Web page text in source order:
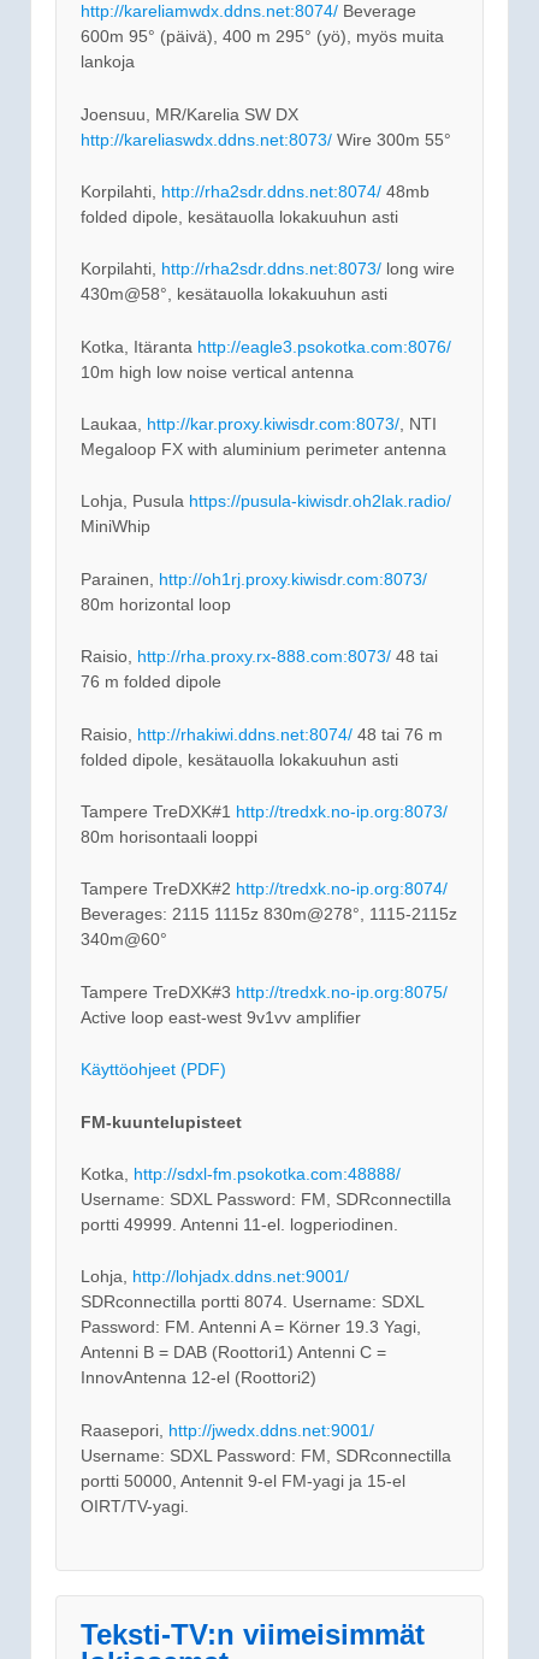
http://kareliamwdx.ddns.net:8074/ Beverage
600m 95° (päivä), 400 m 295° (yö), myös muita
lankoja
Joensuu, MR/Karelia SW DX
http://kareliaswdx.ddns.net:8073/ Wire 300m 55°
Korpilahti, http://rha2sdr.ddns.net:8074/ 48mb
folded dipole, kesätauolla lokakuuhun asti
Korpilahti, http://rha2sdr.ddns.net:8073/ long wire
430m@58°, kesätauolla lokakuuhun asti
Kotka, Itäranta http://eagle3.psokotka.com:8076/
10m high low noise vertical antenna
Laukaa, http://kar.proxy.kiwisdr.com:8073/ , NTI
Megaloop FX with aluminium perimeter antenna
Lohja, Pusula https://pusula-kiwisdr.oh2lak.radio/
MiniWhip
Parainen, http://oh1rj.proxy.kiwisdr.com:8073/
80m horizontal loop
Raisio, http://rha.proxy.rx-888.com:8073/ 48 tai
76 m folded dipole
Raisio, http://rhakiwi.ddns.net:8074/ 48 tai 76 m
folded dipole, kesätauolla lokakuuhun asti
Tampere TreDXK#1 http://tredxk.no-ip.org:8073/
80m horisontaali looppi
Tampere TreDXK#2 http://tredxk.no-ip.org:8074/
Beverages: 2115 1115z 830m@278°, 1115-2115z
340m@60°
Tampere TreDXK#3 http://tredxk.no-ip.org:8075/
Active loop east-west 9v1vv amplifier
Käyttöohjeet (PDF)
FM-kuuntelupisteet
Kotka, http://sdxl-fm.psokotka.com:48888/
Username: SDXL Password: FM, SDRconnectilla
portti 49999. Antenni 11-el. logperiodinen.
Lohja, http://lohjadx.ddns.net:9001/
SDRconnectilla portti 8074. Username: SDXL
Password: FM. Antenni A = Körner 19.3 Yagi,
Antenni B = DAB (Roottori1) Antenni C =
InnovAntenna 12-el (Roottori2)
Raasepori, http://jwedx.ddns.net:9001/
Username: SDXL Password: FM, SDRconnectilla
portti 50000, Antennit 9-el FM-yagi ja 15-el
OIRT/TV-yagi.
Teksti-TV:n viimeisimmät